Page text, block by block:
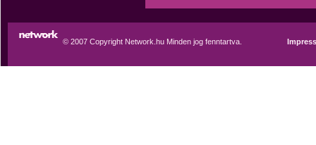
© 2007 Copyright Network.hu Minden jog fenntartva.